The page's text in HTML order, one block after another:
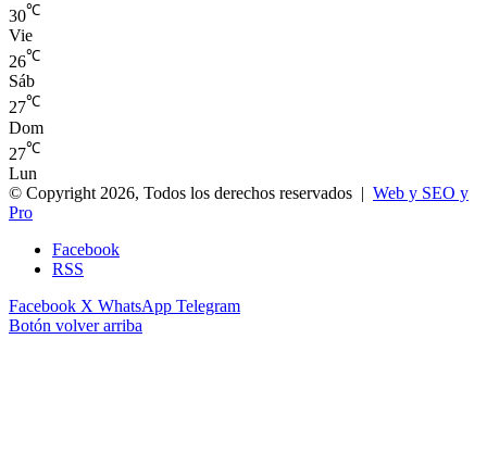
30℃
Vie
26℃
Sáb
27℃
Dom
27℃
Lun
© Copyright 2026, Todos los derechos reservados | Web y SEO y
Pro
Facebook
RSS
Facebook X WhatsApp Telegram
Botón volver arriba